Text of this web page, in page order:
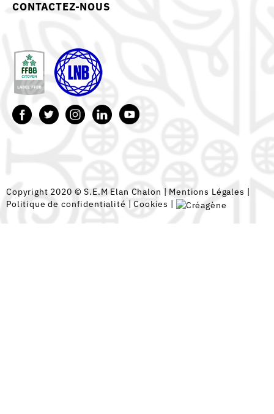
CONTACTEZ-NOUS
Copyright 2020 © S.E.M Elan Chalon | Mentions Légales |
Politique de confidentialité |Cookies |